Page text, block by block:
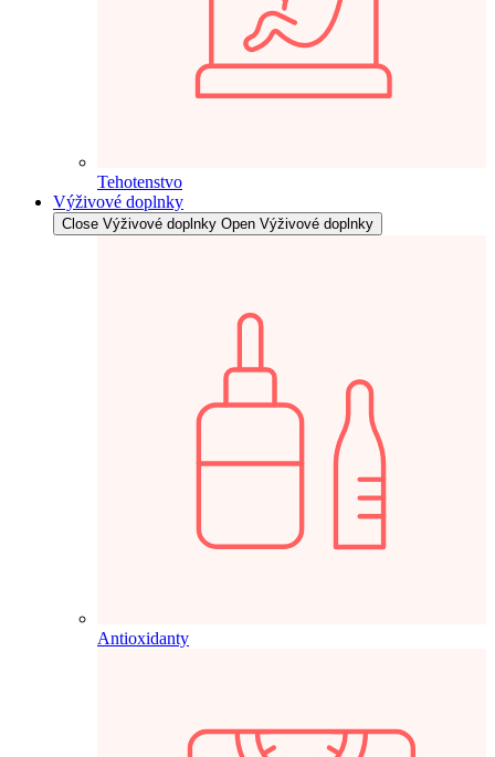
Tehotenstvo
Výživové doplnky
Close Výživové doplnky Open Výživové doplnky
Antioxidanty